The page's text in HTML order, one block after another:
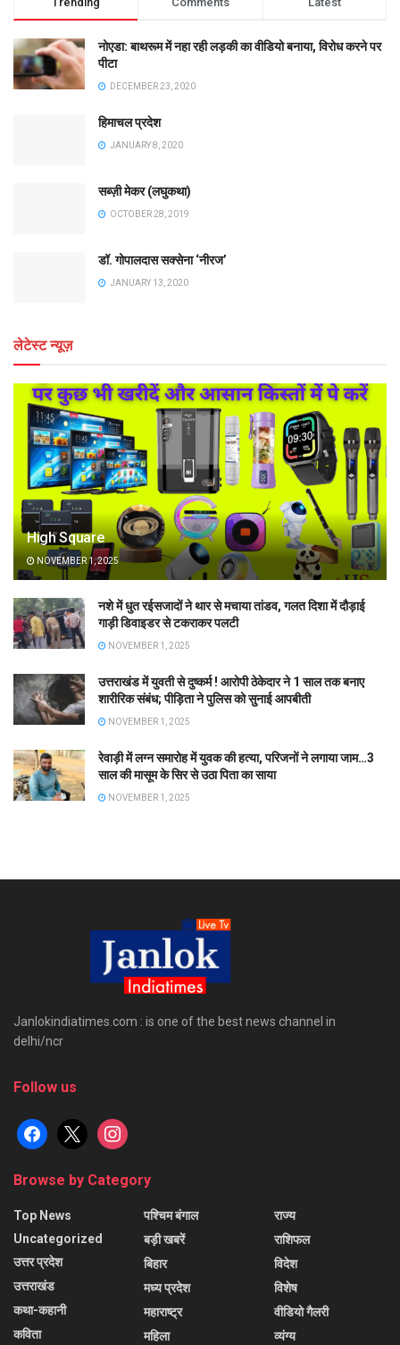
नोएडा: बाथरूम में नहा रही लड़की का वीडियो बनाया, विरोध करने पर
पीटा
DECEMBER 23, 2020
हिमाचल प्रदेश
JANUARY 8, 2020
सब्ज़ी मेकर (लघुकथा)
OCTOBER 28, 2019
डॉ. गोपालदास सक्सेना ‘नीरज’
JANUARY 13, 2020
लेटेस्ट न्यूज़
High Square
NOVEMBER 1, 2025
नशे में धुत रईसजादों ने थार से मचाया तांडव, गलत दिशा में दौड़ाई
गाड़ी डिवाइडर से टकराकर पलटी
NOVEMBER 1, 2025
उत्तराखंड में युवती से दुष्कर्म ! आरोपी ठेकेदार ने 1 साल तक बनाए
शारीरिक संबंध; पीड़िता ने पुलिस को सुनाई आपबीती
NOVEMBER 1, 2025
रेवाड़ी में लग्न समारोह में युवक की हत्या, परिजनों ने लगाया जाम…3
साल की मासूम के सिर से उठा पिता का साया
NOVEMBER 1, 2025
Janlokindiatimes.com : is one of the best news channel in
delhi/ncr
Follow us
facebook
x instagram
Browse by Category
Top News
Uncategorized
उत्तर प्रदेश
उत्तराखंड
कथा-कहानी
कविता
पश्चिम बंगाल
बड़ी खबरें
बिहार
मध्य प्रदेश
महाराष्ट्र
महिला
राज्य
राशिफल
विदेश
विशेष
वीडियो गैलरी
व्यंग्य